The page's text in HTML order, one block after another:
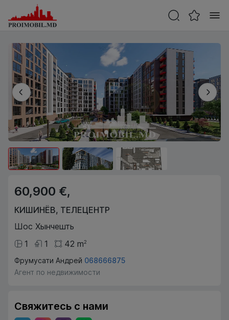
60,900 €,
КИШИНЁВ, ТЕЛЕЦЕНТР
Шос Хынчешть
1
1 42 m2
Фрумусати Андрей 068666875
Агент по недвижимости
Свяжитесь с нами